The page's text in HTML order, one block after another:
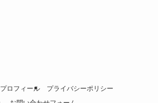
プロフィール
プライバシーポリシー